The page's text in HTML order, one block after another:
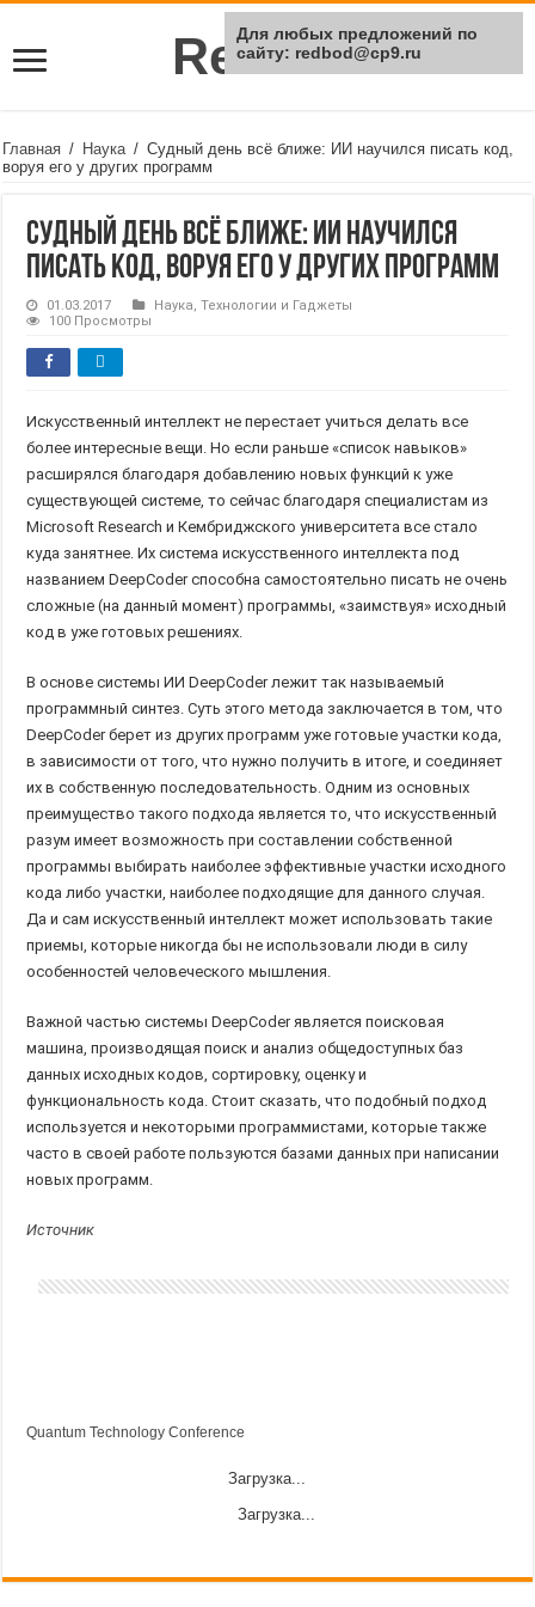
Rei Red
Главная / Наука / Судный день всё ближе: ИИ научился писать код,
воруя его у других программ
Судный день всё ближе: ИИ научился
писать код, воруя его у других программ
01.03.2017 Наука,Технологии и Гаджеты
100 Просмотры
Искусственный интеллект не перестает учиться делать все
более интересные вещи. Но если раньше «список навыков»
расширялся благодаря добавлению новых функций к уже
существующей системе, то сейчас благодаря специалистам из
Microsoft Research и Кембриджского университета все стало
куда занятнее. Их система искусственного интеллекта под
названием DeepCoder способна самостоятельно писать не очень
сложные (на данный момент) программы, «заимствуя» исходный
код в уже готовых решениях.
В основе системы ИИ DeepCoder лежит так называемый
программный синтез. Суть этого метода заключается в том, что
DeepCoder берет из других программ уже готовые участки кода,
в зависимости от того, что нужно получить в итоге, и соединяет
их в собственную последовательность. Одним из основных
преимущество такого подхода является то, что искусственный
разум имеет возможность при составлении собственной
программы выбирать наиболее эффективные участки исходного
кода либо участки, наиболее подходящие для данного случая.
Да и сам искусственный интеллект может использовать такие
приемы, которые никогда бы не использовали люди в силу
особенностей человеческого мышления.
Важной частью системы DeepCoder является поисковая
машина, производящая поиск и анализ общедоступных баз
данных исходных кодов, сортировку, оценку и
функциональность кода. Стоит сказать, что подобный подход
используется и некоторыми программистами, которые также
часто в своей работе пользуются базами данных при написании
новых программ.
Источник
Quantum Technology Conference
Загрузка...
Загрузка...
Для любых предложений по
сайту: redbod@cp9.ru